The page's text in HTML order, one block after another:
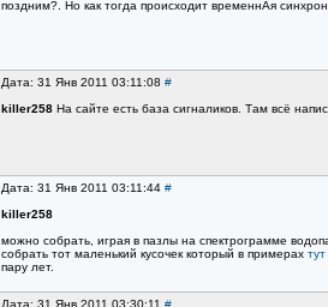
поздним?. Но как тогда происходит временнАя
Дата: 31 Янв 2011 03:11:08 #
killer258 На сайте есть база сигналиков. Там всё
Дата: 31 Янв 2011 03:11:44 #
killer258
можно собрать, играя в пазлы на спектрограмме
собрать тот маленький кусочек который в примерах тут
пару лет.
Дата: 31 Янв 2011 03:30:11 #